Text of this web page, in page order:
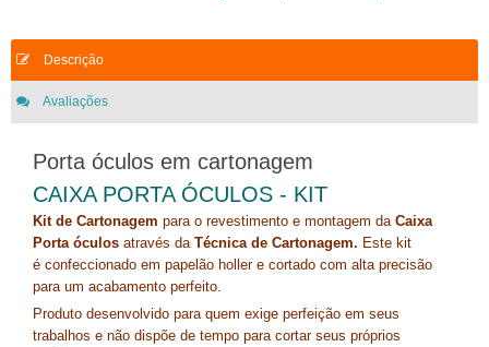
Descrição
Avaliações
Porta óculos em cartonagem
CAIXA PORTA ÓCULOS - KIT
Kit de Cartonagem para o revestimento e montagem da Caixa
Porta óculos através da Técnica de Cartonagem. Este kit
é confeccionado em papelão holler e cortado com alta precisão
para um acabamento perfeito.
Produto desenvolvido para quem exige perfeição em seus
trabalhos e não dispõe de tempo para cortar seus próprios